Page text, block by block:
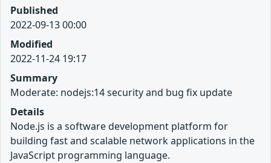
Published
2022-09-13 00:00
Modified
2022-11-24 19:17
Summary
Moderate: nodejs:14 security and bug fix update
Details
Node.js is a software development platform for
building fast and scalable network applications in the
JavaScript programming language.